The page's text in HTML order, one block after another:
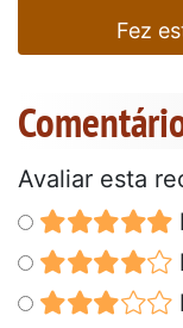
Fez
Avaliar esta